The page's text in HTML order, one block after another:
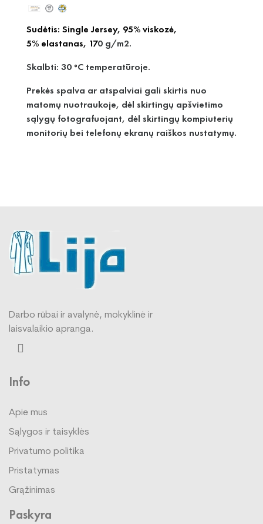
Sudėtis: Single Jersey, 95% viskozė,
5% elastanas, 170 g/m2.
Skalbti: 30 °C temperatūroje.
Prekės spalva ar atspalviai gali skirtis nuo
matomų nuotraukoje, dėl skirtingų apšvietimo
sąlygų fotografuojant, dėl skirtingų kompiuterių
monitorių bei telefonų ekranų raiškos nustatymų.
Darbo rūbai ir avalynė, mokyklinė ir
laisvalaikio apranga.
Info
Apie mus
Sąlygos ir taisyklės
Privatumo politika
Pristatymas
Grąžinimas
Paskyra